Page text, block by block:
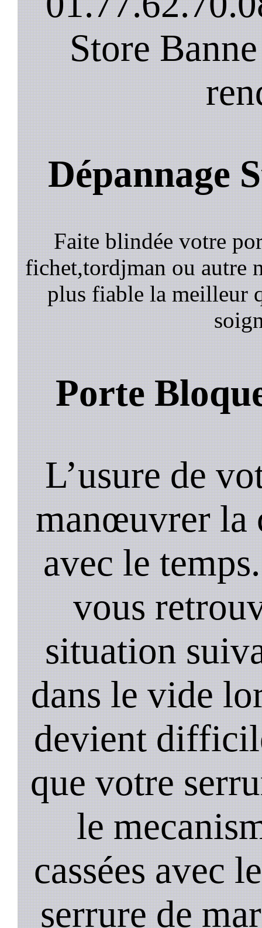
Store
Dépannage
Faite blindée votre
fichet,tordjman ou autre
plus fiable la meilleur
Porte
L’usure de
manœuvrer la
avec le
vous
situation
dans le vide
devient
que votre
le
cassées avec
serrure de